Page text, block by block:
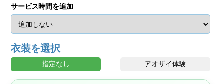
サービス時間を追加
衣装を選択
指定なし アオザイ体験